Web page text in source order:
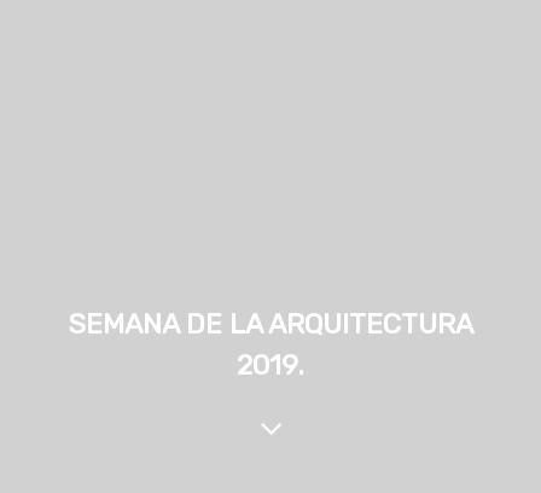
SEMANA DE LA ARQUITECTURA
2019.